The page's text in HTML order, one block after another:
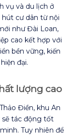
vụ và du lịch ở
cư dân từ nội
như Đài Loan,
cao kết hợp với
bền vững, kiến
đại.
lượng cao
Điền, khu An
sẽ tác động tốt
Tuy nhiên để